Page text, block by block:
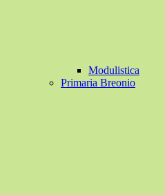
Modulistica
Primaria Breonio